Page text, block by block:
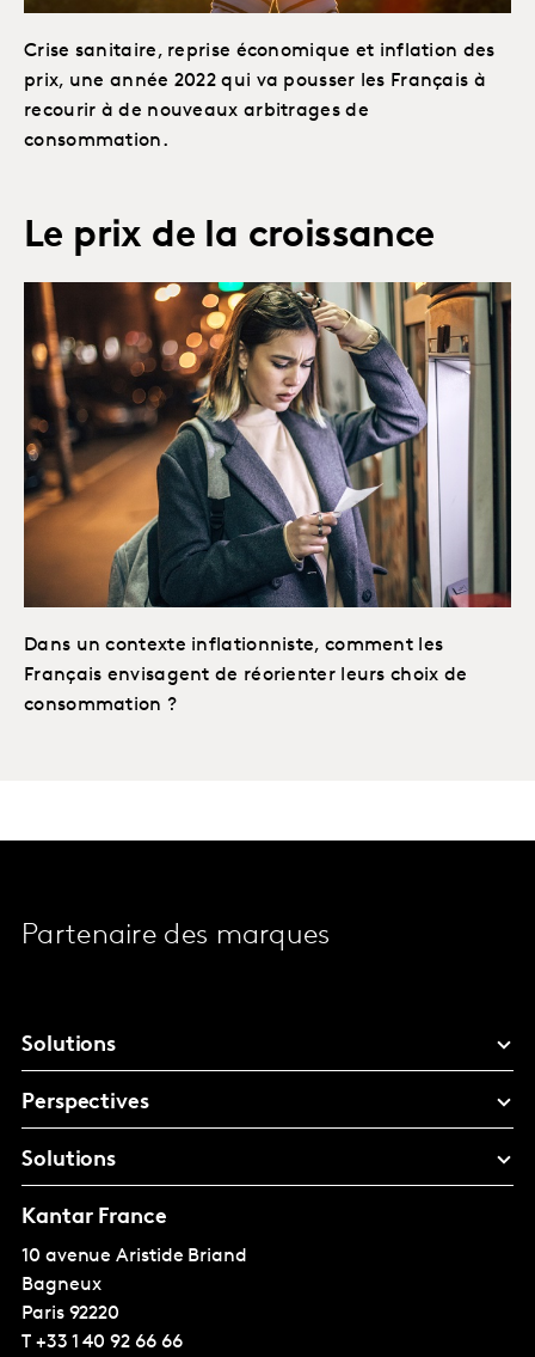
Crise sanitaire, reprise économique et inflation des
prix, une année 2022 qui va pousser les Français à
recourir à de nouveaux arbitrages de
consommation.
Le prix de la croissance
Dans un contexte inflationniste, comment les
Français envisagent de réorienter leurs choix de
consommation ?
Partenaire des marques
Solutions
Perspectives
Solutions
Kantar France
10 avenue Aristide Briand
Bagneux
Paris 92220
T +33 1 40 92 66 66